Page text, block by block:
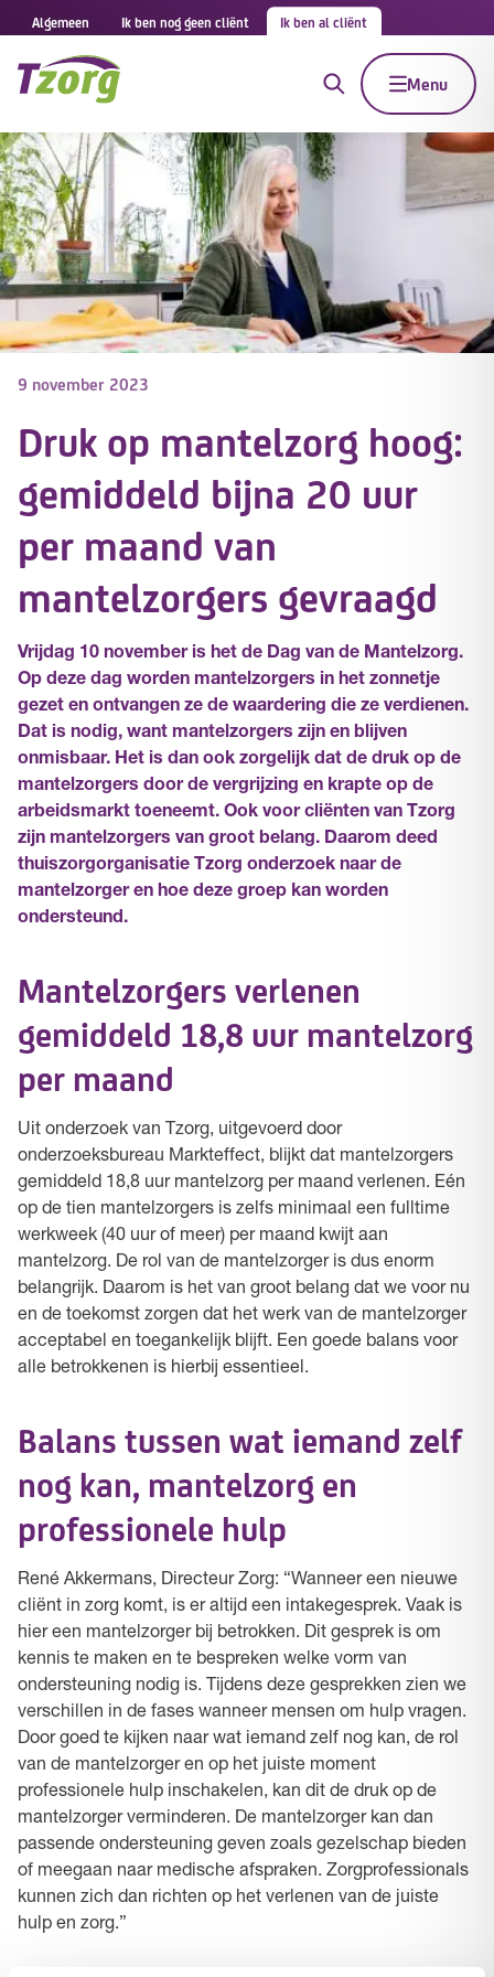
Algemeen Ik ben nog geen cliënt Ik ben al cliënt
Menu
9 november 2023
Druk op mantelzorg hoog:
gemiddeld bijna 20 uur
per maand van
mantelzorgers gevraagd
Vrijdag 10 november is het de Dag van de Mantelzorg.
Op deze dag worden mantelzorgers in het zonnetje
gezet en ontvangen ze de waardering die ze verdienen.
Dat is nodig, want mantelzorgers zijn en blijven
onmisbaar. Het is dan ook zorgelijk dat de druk op de
mantelzorgers door de vergrijzing en krapte op de
arbeidsmarkt toeneemt. Ook voor cliënten van Tzorg
zijn mantelzorgers van groot belang. Daarom deed
thuiszorgorganisatie Tzorg onderzoek naar de
mantelzorger en hoe deze groep kan worden
ondersteund.
Mantelzorgers verlenen
gemiddeld 18,8 uur mantelzorg
per maand
Uit onderzoek van Tzorg, uitgevoerd door
onderzoeksbureau Markteffect, blijkt dat mantelzorgers
gemiddeld 18,8 uur mantelzorg per maand verlenen. Eén
op de tien mantelzorgers is zelfs minimaal een fulltime
werkweek (40 uur of meer) per maand kwijt aan
mantelzorg. De rol van de mantelzorger is dus enorm
belangrijk. Daarom is het van groot belang dat we voor nu
en de toekomst zorgen dat het werk van de mantelzorger
acceptabel en toegankelijk blijft. Een goede balans voor
alle betrokkenen is hierbij essentieel.
Balans tussen wat iemand zelf
nog kan, mantelzorg en
professionele hulp
René Akkermans, Directeur Zorg: “Wanneer een nieuwe
cliënt in zorg komt, is er altijd een intakegesprek. Vaak is
hier een mantelzorger bij betrokken. Dit gesprek is om
kennis te maken en te bespreken welke vorm van
ondersteuning nodig is. Tijdens deze gesprekken zien we
verschillen in de fases wanneer mensen om hulp vragen.
Door goed te kijken naar wat iemand zelf nog kan, de rol
van de mantelzorger en op het juiste moment
professionele hulp inschakelen, kan dit de druk op de
mantelzorger verminderen. De mantelzorger kan dan
passende ondersteuning geven zoals gezelschap bieden
of meegaan naar medische afspraken. Zorgprofessionals
kunnen zich dan richten op het verlenen van de juiste
hulp en zorg.”